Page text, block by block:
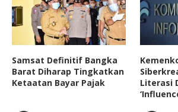
Samsat Definitif Bangka
Barat Diharap Tingkatkan
Ketaatan Bayar Pajak
Literasi